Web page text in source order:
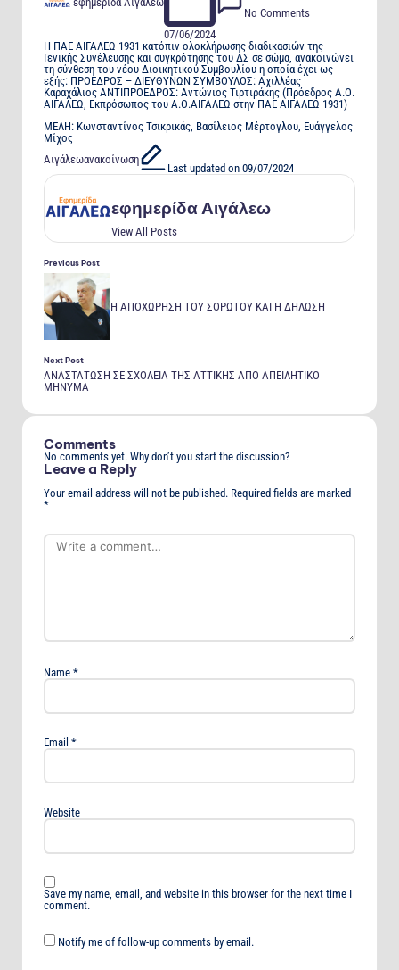
by
εφημερίδα Αιγάλεω
07/06/2024
No Comments
Η ΠΑΕ ΑΙΓΑΛΕΩ 1931 κατόπιν ολοκλήρωσης διαδικασιών της
Γενικής Συνέλευσης και συγκρότησης του ΔΣ σε σώμα, ανακοινώνει
τη σύνθεση του νέου Διοικητικού Συμβουλίου η οποία έχει ως
εξής: ΠΡΟΕΔΡΟΣ – ΔΙΕΥΘΥΝΩΝ ΣΥΜΒΟΥΛΟΣ: Αχιλλέας
Καραχάλιος ΑΝΤΙΠΡΟΕΔΡΟΣ: Αντώνιος Τιρτιράκης (Πρόεδρος Α.Ο.
ΑΙΓΑΛΕΩ, Εκπρόσωπος του Α.Ο.ΑΙΓΑΛΕΩ στην ΠΑΕ ΑΙΓΑΛΕΩ 1931)
ΜΕΛΗ: Κωνσταντίνος Τσικρικάς, Βασίλειος Μέρτογλου, Ευάγγελος
Μίχος
Tags:
Αιγάλεωανακοίνωση
Last updated on 09/07/2024
εφημερίδα Αιγάλεω
View All Posts
Post
navigation
Previous Post
Η ΑΠΟΧΩΡΗΣΗ ΤΟΥ ΣΟΡΩΤΟΥ ΚΑΙ Η ΔΗΛΩΣΗ
Next Post
ΑΝΑΣΤΑΤΩΣΗ ΣΕ ΣΧΟΛΕΙΑ ΤΗΣ ΑΤΤΙΚΗΣ ΑΠΟ ΑΠΕΙΛΗΤΙΚΟ
ΜΗΝΥΜΑ
Comments
No comments yet. Why don’t you start the discussion?
Leave a Reply
Your email address will not be published. Required fields are marked
*
Name *
Email *
Website
Save my name, email, and website in this browser for the next time I
comment.
Notify me of follow-up comments by email.